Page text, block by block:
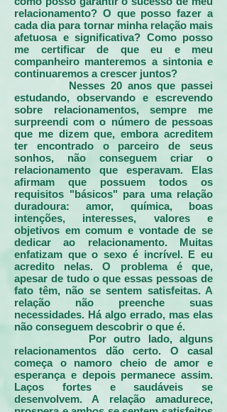
relacionamento? O que posso fazer a
cada dia para tornar minha relação mais
afetuosa e significativa? Como posso
me certificar de que eu e meu
companheiro manteremos a sintonia e
continuaremos a crescer juntos?
Nesses 20 anos que passei
estudando, observando e escrevendo
sobre relacionamentos, sempre me
surpreendi com o número de pessoas
que me dizem que, embora acreditem
ter encontrado o parceiro de seus
sonhos, não conseguem criar o
relacionamento que esperavam. Elas
afirmam que possuem todos os
requisitos "básicos" para uma relação
duradoura: amor, química, boas
intenções, interesses, valores e
objetivos em comum e vontade de se
dedicar ao relacionamento. Muitas
enfatizam que o sexo é incrível. E eu
acredito nelas. O problema é que,
apesar de tudo o que essas pessoas de
fato têm, não se sentem satisfeitas. A
relação não preenche suas
necessidades. Há algo errado, mas elas
não conseguem descobrir o que é.
Por outro lado, alguns
relacionamentos dão certo. O casal
começa o namoro cheio de amor e
esperança e depois permanece assim.
Laços fortes e saudáveis se
desenvolvem. A relação amadurece,